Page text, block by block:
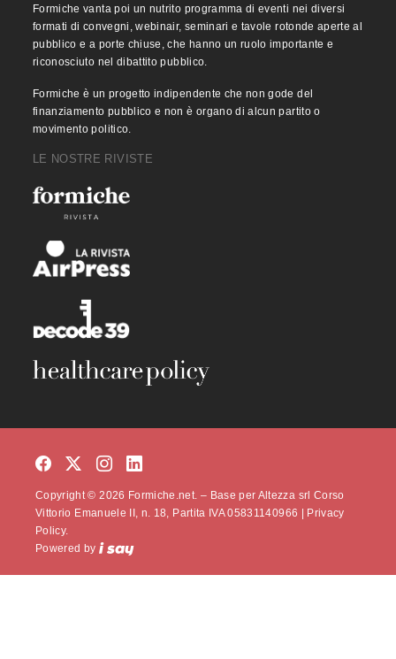
Formiche vanta poi un nutrito programma di eventi nei diversi
formati di convegni, webinair, seminari e tavole rotonde aperte al
pubblico e a porte chiuse, che hanno un ruolo importante e
riconosciuto nel dibattito pubblico.
Formiche è un progetto indipendente che non gode del
finanziamento pubblico e non è organo di alcun partito o
movimento politico.
LE NOSTRE RIVISTE
Copyright © 2026 Formiche.net. – Base per Altezza srl Corso
Vittorio Emanuele II, n. 18, Partita IVA 05831140966 | Privacy
Policy.
Powered by